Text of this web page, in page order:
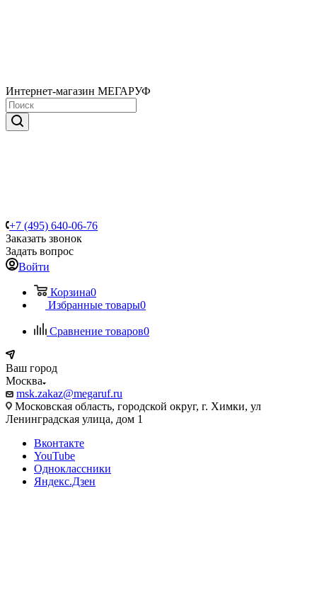
Интернет-магазин МЕГАРУФ
+7 (495) 640-06-76
Заказать звонок
Задать вопрос
Войти
Корзина0
Избранные товары0
Сравнение товаров0
Ваш город
Москва
msk.zakaz@megaruf.ru
Московская область, городской округ, г. Химки, ул
Ленинградская улица, дом 1
Вконтакте
YouTube
Одноклассники
Яндекс.Дзен